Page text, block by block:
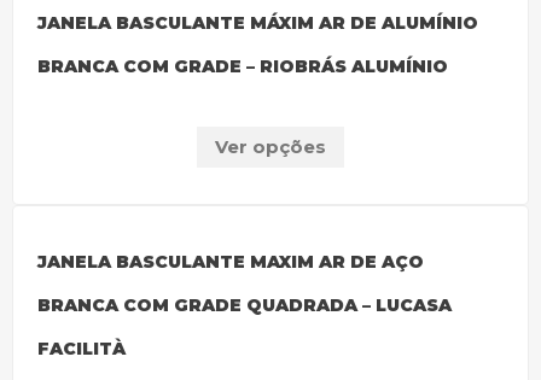
JANELA BASCULANTE MÁXIM AR DE ALUMÍNIO
BRANCA COM GRADE – RIOBRÁS ALUMÍNIO
Ver opções
JANELA BASCULANTE MAXIM AR DE AÇO
BRANCA COM GRADE QUADRADA – LUCASA
FACILITÀ